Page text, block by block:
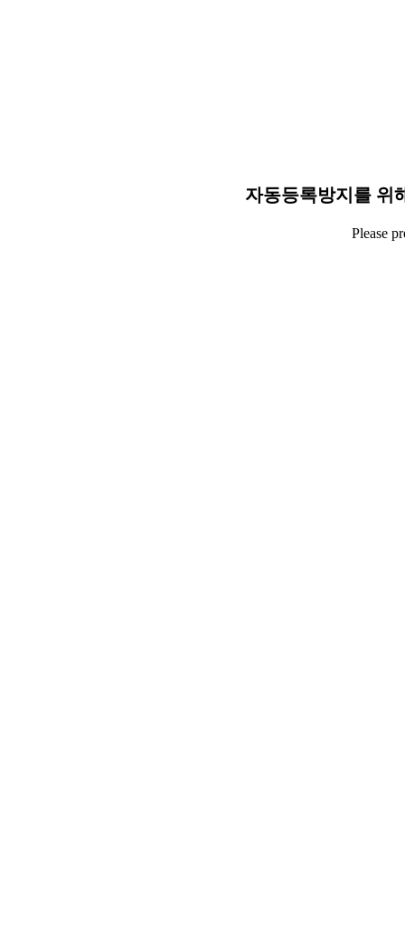
자동등록방지를 위
Please